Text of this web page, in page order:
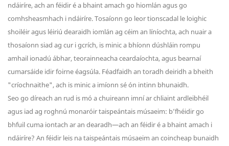
ndáiríre, ach an féidir é a bhaint amach go hiomlán agus go
comhsheasmhach i ndáiríre. Tosaíonn go leor tionscadal le loighic
shoiléir agus léiriú dearaidh iomlán ag céim an líníochta, ach nuair a
thosaíonn siad ag cur i gcrích, is minic a bhíonn dúshláin rompu
amhail ionadú ábhar, teorainneacha ceardaíochta, agus bearnaí
cumarsáide idir foirne éagsúla. Féadfaidh an toradh deiridh a bheith
"críochnaithe", ach is minic a imíonn sé ón intinn bhunaidh.
Seo go díreach an rud is mó a chuireann imní ar chliaint ardleibhéil
agus iad ag roghnú monaróir taispeántais músaeim: b’fhéidir go
bhfuil cuma iontach ar an dearadh—ach an féidir é a bhaint amach i
ndáiríre? An féidir leis na taispeántais músaeim an coincheap bunaidh